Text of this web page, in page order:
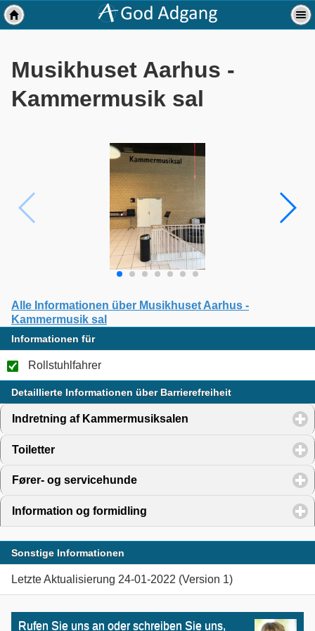
Musikhuset Aarhus -
Kammermusik sal
Alle Informationen über Musikhuset Aarhus -
Kammermusik sal
Informationen für
Rollstuhlfahrer
Detaillierte Informationen über Barrierefreiheit
Indretning af Kammermusiksalen click to expand
Toiletter
Fører- og servicehunde
Information og formidling
Sonstige Informationen
Letzte Aktualisierung 24-01-2022 (Version 1)
Rufen Sie uns an oder schreiben Sie uns,